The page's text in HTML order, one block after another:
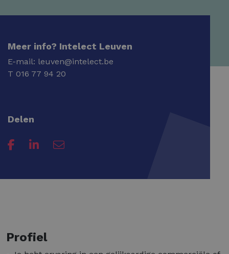
Meer info? Intelect Leuven
E-mail: leuven@intelect.be
T 016 77 94 20
Delen
Profiel